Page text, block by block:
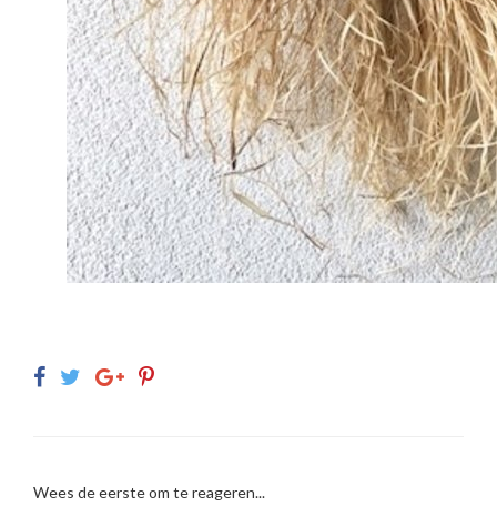
Wees de eerste om te reageren...